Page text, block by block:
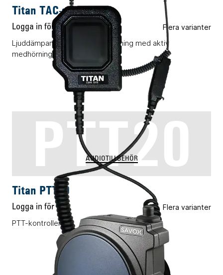
Titan TAC-system
Logga in för pris Flera varianter
Ljuddämpande öronmikrofonlösning med aktiv
medhörning och PTT-enhet.
PTT20
AUDIOTILLBEHÖR
Titan PTT20
Logga in för pris Flera varianter
PTT-kontrollenhet